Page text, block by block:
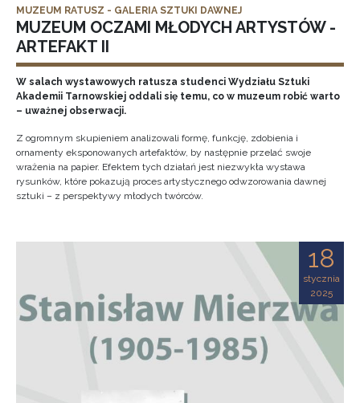
MUZEUM RATUSZ - GALERIA SZTUKI DAWNEJ
MUZEUM OCZAMI MŁODYCH ARTYSTÓW -
ARTEFAKT II
W salach wystawowych ratusza studenci Wydziału Sztuki
Akademii Tarnowskiej oddali się temu, co w muzeum robić warto
– uważnej obserwacji.
Z ogromnym skupieniem analizowali formę, funkcję, zdobienia i
ornamenty eksponowanych artefaktów, by następnie przelać swoje
wrażenia na papier. Efektem tych działań jest niezwykła wystawa
rysunków, które pokazują proces artystycznego odwzorowania dawnej
sztuki – z perspektywy młodych twórców.
18
stycznia
2025